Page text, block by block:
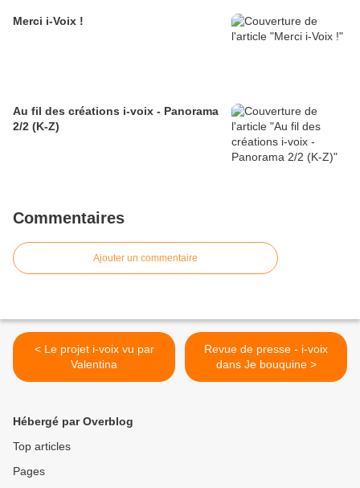
Merci i-Voix !
Au fil des créations i-voix - Panorama
2/2 (K-Z)
Commentaires
Ajouter un commentaire
< Le projet i-voix vu par
Valentina
Revue de presse - i-voix
dans Je bouquine >
Hébergé par Overblog
Top articles
Pages